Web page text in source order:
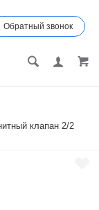
Обратный звонок
клапан 2/2